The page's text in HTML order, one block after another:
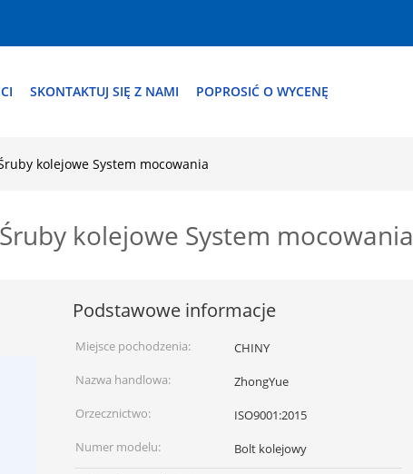
SKONTAKTUJ SIĘ Z NAMI POPROSIĆ O WYCENĘ
kolejowe System mocowania
kolejowe System mocowania
Podstawowe informacje
Miejsce pochodzenia:
CHINY
Nazwa handlowa:
ZhongYue
Orzecznictwo:
ISO9001:2015
Numer modelu:
Bolt kolejowy